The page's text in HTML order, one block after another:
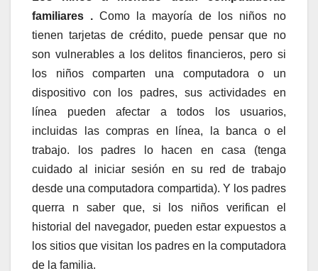
familiares . Como la mayoría de los niños no
tienen tarjetas de crédito, puede pensar que no
son vulnerables a los delitos financieros, pero si
los niños comparten una computadora o un
dispositivo con los padres, sus actividades en
línea pueden afectar a todos los usuarios,
incluidas las compras en línea, la banca o el
trabajo. los padres lo hacen en casa (tenga
cuidado al iniciar sesión en su red de trabajo
desde una computadora compartida). Y los padres
querra n saber que, si los niños verifican el
historial del navegador, pueden estar expuestos a
los sitios que visitan los padres en la computadora
de la familia.